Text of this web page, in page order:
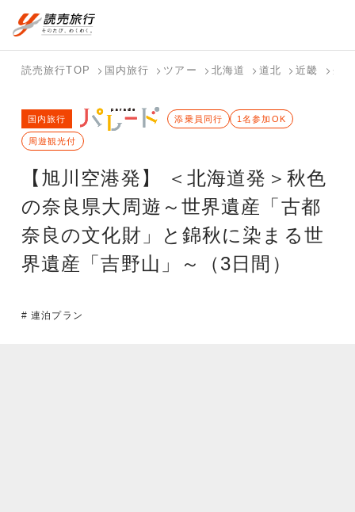
国内旅行トップ
バスツアー
を探す
個人旅行
（ブーケ）を探す
ら探す
探す
す
海外旅行トップ
海外特集か
ら探す
テーマから
探す
す
読売旅行TOP 国内旅行 ツアー 北海道 道北 近畿 奈良
【旭川空港発】 ＜北海道発＞秋色
の奈良県大周遊～世界遺産「古都
奈良の文化財」と錦秋に染まる世
界遺産「吉野山」～（3日間）
国内旅行 添乗員同行 1名参加OK
周遊観光付
# 連泊プラン